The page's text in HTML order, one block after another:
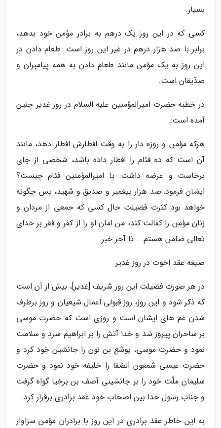
بسیار.
کسی که در این روز یک درهم به برادر مؤمن خود بدهد،
برابر با صد هزار درهم در غیر این روز است. طعام دادن در
این روز به یک مؤمن مانند طعام دادن به همه پیامبران و
صدّیقان است.
در خطبه حضرت امیرالمؤمنین علیه السلام در روز غدیر چنین
آمده است:
هرکه مؤمن و روزه دار را به وقت افطارش افطار دهد، مانند
آن است که ده فئام را افطار داده باشد، شخصی از جای
برخاست و عرضه داشت: یا امیرالمؤمنین فئام چیست؟
ایشان فرمود: صد هزار پیغمبر و صدیق و شهید، پس چگونه
خواهد بود کثرت فضیلت حال کسی که جمعی از مردان و
زنان مؤمن را کفالت کند، من امان او را از کفر و فقر بر خدای
تعالی ضامن هستم... تا آخر خبر.
صیغه عقد اخوت در روز غدیر
در هر صورت فضیلت این روز شریف [غدیر]، بیش از آن است
که ذکر شود و این روز، روز قبولی اعمال شیعیان و روز برطرف
شدن غم های ایشان است و روزی است که حضرت موسی
بر ساحران پیروز شد و خدا آتش را بر ابراهیم سرد و سلامت
نمود و حضرت موسی، یوشع بن نون را جانشین خود کرد و
حضرت عیسی شمعون الصّفا را خلیفه خود نمود و حضرت
سلیمان ملّت خود را بر جانشینی آصف بن برخیا گواه گرفت
و جناب رسول خدا بین اصحاب خود عقد برادری برقرار کرد.
به این خاطر عقد برادری در این روز با برادران مؤمن سزاوار